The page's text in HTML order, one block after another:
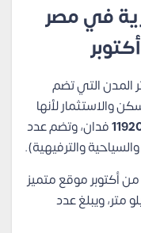
في مصر
المدن التي تضم
والاستثمار لأنها
فدان، وتضم عدد
والترفيهية).
أكتوبر موقع متميز
متر، ويبلغ عدد